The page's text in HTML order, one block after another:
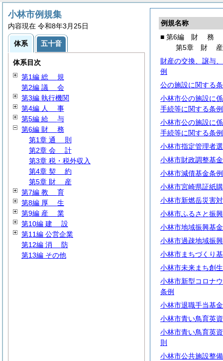
例規名称
■ 第6編 財 務
第5章 財 産
財産の交換、譲与
例
公の施設に関する
小林市公の施設に
手続等に関する条例
小林市公の施設に
手続等に関する条
小林市指定管理者
小林市財政調整基
小林市減債基金条例
小林市宮崎県証紙
小林市新燃岳災害
小林市ふるさと振
小林市地域振興基
小林市過疎地域振
小林市まちづくり
小林市未来まち創
小林市新型コロナ
条例
小林市退職手当基
小林市青い鳥育英
小林市青い鳥育英
則
小林市公共施設整
小林市例規集
内容現在 令和8年3月25日
体系 五十音
体系目次
第1編 総 規
第2編 議 会
第3編 執行機関
第4編 人 事
第5編 給 与
第6編 財 務
第1章 通 則
第2章 会 計
第3章 税・税外収入
第4章 契 約
第5章 財 産
第7編 教 育
第8編 厚 生
第9編 産 業
第10編 建 設
第11編 公営企業
第12編 消 防
第13編 その他